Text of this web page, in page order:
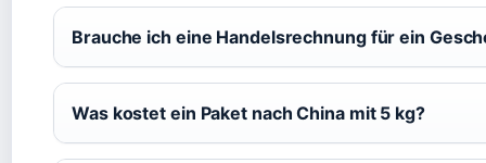
Brauche ich eine Handelsrechnung für ein
Was kostet ein Paket nach China mit 5 kg?